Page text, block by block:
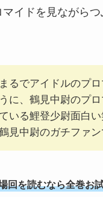
マイドを見ながら
まるでアイドルのプ
うに、鶴見中尉のプ
ている鯉登少尉面白
見中尉のガチファン
回を読むなら全巻お